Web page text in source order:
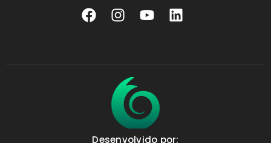
Desenvolvido por: